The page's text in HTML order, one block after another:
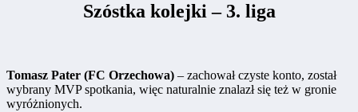
Szóstka kolejki – 3. liga
Tomasz Pater (FC Orzechowa) – zachował czyste konto, został
wybrany MVP spotkania, więc naturalnie znalazł się też w gronie
wyróżnionych.